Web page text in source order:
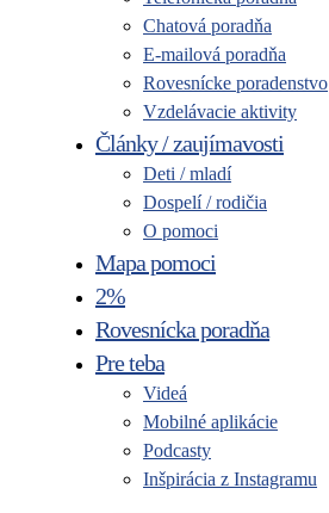
Chatová poradňa
E-mailová poradňa
Rovesnícke poradenstvo
Vzdelávacie aktivity
Články / zaujímavosti
Deti / mladí
Dospelí / rodičia
O pomoci
Mapa pomoci
2%
Rovesnícka poradňa
Pre teba
Videá
Mobilné aplikácie
Podcasty
Inšpirácia z Instagramu